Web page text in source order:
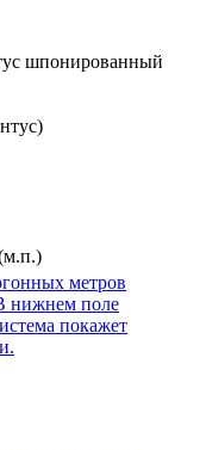
шпонированный
метров
нижнем поле
покажет